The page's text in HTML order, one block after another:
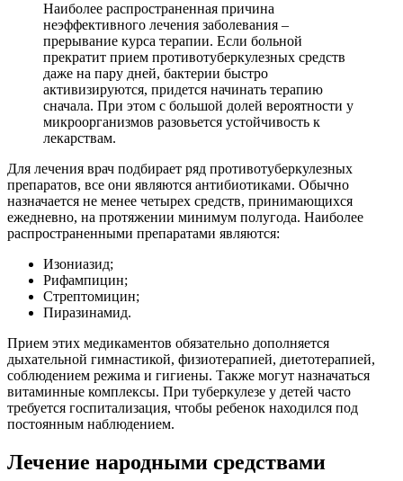
Наиболее распространенная причина
неэффективного лечения заболевания –
прерывание курса терапии. Если больной
прекратит прием противотуберкулезных средств
даже на пару дней, бактерии быстро
активизируются, придется начинать терапию
сначала. При этом с большой долей вероятности у
микроорганизмов разовьется устойчивость к
лекарствам.
Для лечения врач подбирает ряд противотуберкулезных
препаратов, все они являются антибиотиками. Обычно
назначается не менее четырех средств, принимающихся
ежедневно, на протяжении минимум полугода. Наиболее
распространенными препаратами являются:
Изониазид;
Рифампицин;
Стрептомицин;
Пиразинамид.
Прием этих медикаментов обязательно дополняется
дыхательной гимнастикой, физиотерапией, диетотерапией,
соблюдением режима и гигиены. Также могут назначаться
витаминные комплексы. При туберкулезе у детей часто
требуется госпитализация, чтобы ребенок находился под
постоянным наблюдением.
Лечение народными средствами